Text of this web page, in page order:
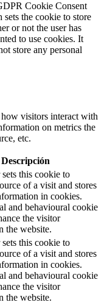
Cookie Consent
sets the cookie to store
or not the user has
to use cookies. It
store any personal
visitors interact with
on metrics the
etc.
Descripción
sets this cookie to
of a visit and stores
in cookies.
and behavioural cookie
the visitor
the website.
sets this cookie to
of a visit and stores
in cookies.
and behavioural cookie
the visitor
the website.